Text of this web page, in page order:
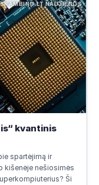
NAUJIENOS
kvantinis
spartėjimą ir
kišenėje nešiosimės
Ši